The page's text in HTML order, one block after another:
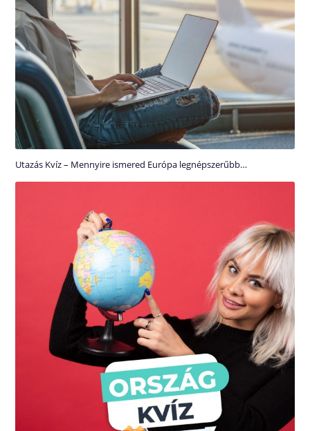
Utazás Kvíz – Mennyire ismered Európa legnépszerűbb…